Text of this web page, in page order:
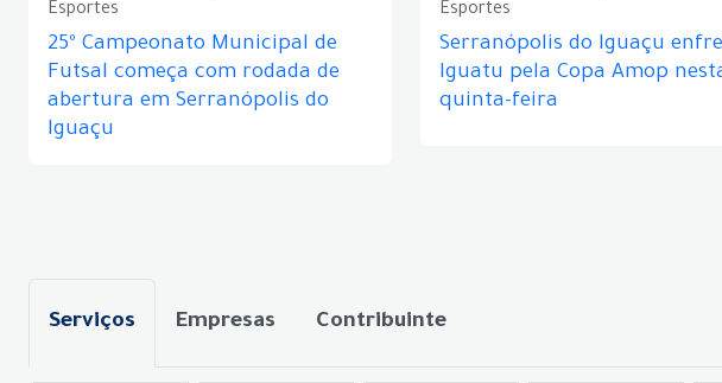
Esportes
25º Campeonato Municipal de
Futsal começa com rodada de
abertura em Serranópolis do
Iguaçu
Esportes
Serranópolis do Iguaçu
Iguatu pela Copa Amop
quinta-feira
Serviços Empresas Contribuinte